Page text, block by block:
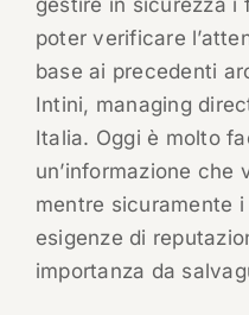
gestire in sicurezza i
poter verificare
base ai precedenti
Intini, managing
Italia. Oggi è molto
un’informazione che
mentre sicuramente
esigenze di
importanza da